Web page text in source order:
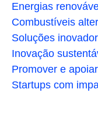
Energias
Combustíveis
Soluções
Inovação
Promover e
Startups com